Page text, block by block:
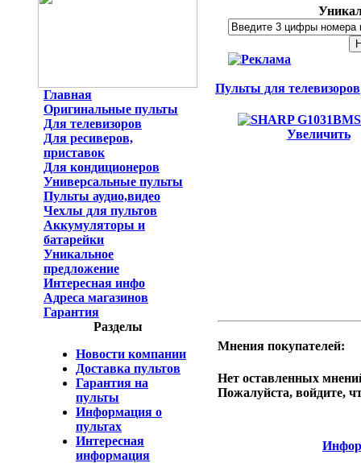
Главная
Оригинальные пульты
Для телевизоров
Для ресиверов,
приставок
Для кондиционеров
Универсальные пульты
Пульты аудио,видео
Чехлы для пультов
Аккумуляторы и
батарейки
Уникальное
предложение
Интересная инфо
Адреса магазинов
Гарантия
Разделы
Новости компании
Доставка пультов
Гарантия на
пульты
Информация о
пультах
Интересная
информация
Пульты для телевизоров
Увеличить
Мнения покупателей:
Нет оставленных
Пожалуйста, войдите,